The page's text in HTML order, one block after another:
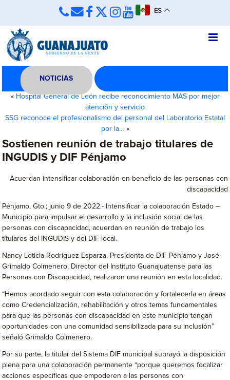
ES
NOTICIAS
« Hospital General de León recibe reconocimiento MAS por mejor
atención y servicio
SSG reconoce el profesionalismo del personal del Laboratorio Estatal
por la… »
Sostienen reunión de trabajo titulares de
INGUDIS y DIF Pénjamo
Acuerdan intensificar colaboración en beneficio de las personas con
discapacidad
Pénjamo, Gto.; junio 9 de 2022.- Intensificar la colaboración Estado –
Municipio para impulsar el desarrollo y la inclusión social de las
personas con discapacidad, acuerdan en reunión de trabajo los
titulares del INGUDIS y del DIF local.
Nancy Leticia Rodríguez Esparza, Presidenta de DIF Pénjamo y José
Grimaldo Colmenero, Director del Instituto Guanajuatense para las
Personas con Discapacidad, realizaron una reunión en esta localidad.
“Hemos acordado seguir con esta colaboración y fortalecerla en áreas
como Credencialización, rehabilitación y otros temas fundamentales
para que las personas con discapacidad en este municipio tengan
oportunidades con una comunidad sensibilizada para su inclusión”
señaló Grimaldo Colmenero.
Por su parte, la titular del Sistema DIF municipal subrayó la disposición
plena para una colaboración permanente “porque queremos focalizar
acciones específicas que empoderen a las personas con